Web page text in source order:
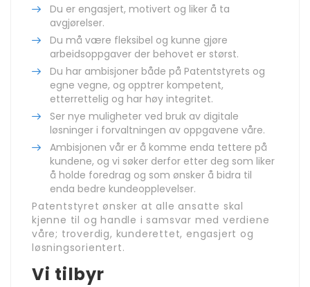
Du er engasjert, motivert og liker å ta
avgjørelser.
Du må være fleksibel og kunne gjøre
arbeidsoppgaver der behovet er størst.
Du har ambisjoner både på Patentstyrets og
egne vegne, og opptrer kompetent,
etterrettelig og har høy integritet.
Ser nye muligheter ved bruk av digitale
løsninger i forvaltningen av oppgavene våre.
Ambisjonen vår er å komme enda tettere på
kundene, og vi søker derfor etter deg som liker
å holde foredrag og som ønsker å bidra til
enda bedre kundeopplevelser.
Patentstyret ønsker at alle ansatte skal
kjenne til og handle i samsvar med verdiene
våre; troverdig, kunderettet, engasjert og
løsningsorientert.
Vi tilbyr